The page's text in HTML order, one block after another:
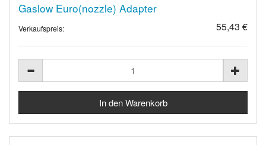
Gaslow Euro(nozzle) Adapter
Verkaufspreis: 55,43 €